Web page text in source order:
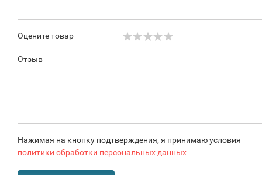
Оцените товар
Отзыв
Нажимая на кнопку подтверждения, я принимаю условия
политики обработки персональных данных